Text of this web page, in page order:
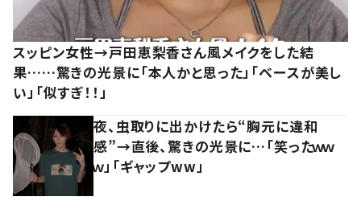
スッピン女性→戸田恵梨香さん風メイクをした結
果……驚きの光景に「本人かと思った」「ベースが美し
い」「似すぎ！！」
夜、虫取りに出かけたら“胸元に違和
感”→直後、驚きの光景に…「笑ったｗｗ
ｗ」「ギャップww」